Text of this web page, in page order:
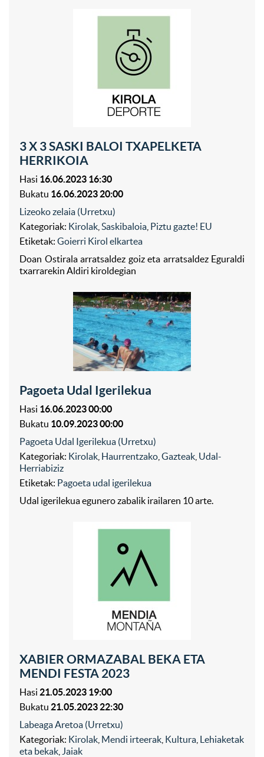
3 X 3 SASKI BALOI TXAPELKETA
HERRIKOIA
Hasi 16.06.2023 16:30
Bukatu 16.06.2023 20:00
Lizeoko zelaia (Urretxu)
Kategoriak: Kirolak Saskibaloia Piztu gazte! EU
Etiketak: Goierri Kirol elkartea
Doan Ostirala arratsaldez goiz eta arratsaldez Eguraldi
txarrarekin Aldiri kiroldegian
Pagoeta Udal Igerilekua
Hasi 16.06.2023 00:00
Bukatu 10.09.2023 00:00
Pagoeta Udal Igerilekua (Urretxu)
Kategoriak: Kirolak Haurrentzako Gazteak Udal-
Herriabiziz
Etiketak: Pagoeta udal igerilekua
Udal igerilekua egunero zabalik irailaren 10 arte.
XABIER ORMAZABAL BEKA ETA
MENDI FESTA 2023
Hasi 21.05.2023 19:00
Bukatu 21.05.2023 22:30
Labeaga Aretoa (Urretxu)
Kategoriak: Kirolak Mendi irteerak Kultura Lehiaketak
eta bekak Jaiak